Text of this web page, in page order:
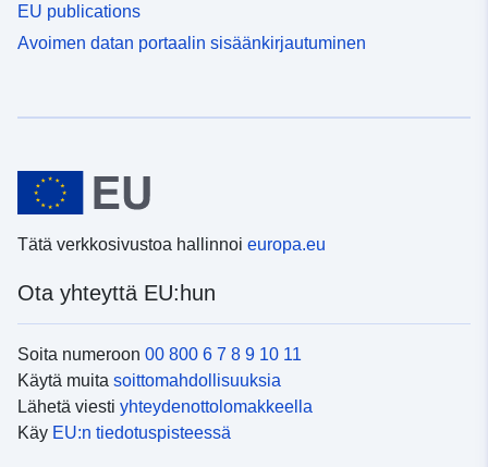
EU publications
Avoimen datan portaalin sisäänkirjautuminen
Tätä verkkosivustoa hallinnoi europa.eu
Ota yhteyttä EU:hun
Soita numeroon 00 800 6 7 8 9 10 11
Käytä muita soittomahdollisuuksia
Lähetä viesti yhteydenottolomakkeella
Käy EU:n tiedotuspisteessä